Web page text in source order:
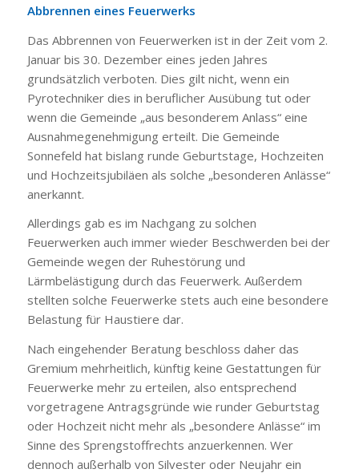
Abbrennen eines Feuerwerks
Das Abbrennen von Feuerwerken ist in der Zeit vom 2.
Januar bis 30. Dezember eines jeden Jahres
grundsätzlich verboten. Dies gilt nicht, wenn ein
Pyrotechniker dies in beruflicher Ausübung tut oder
wenn die Gemeinde „aus besonderem Anlass“ eine
Ausnahmegenehmigung erteilt. Die Gemeinde
Sonnefeld hat bislang runde Geburtstage, Hochzeiten
und Hochzeitsjubiläen als solche „besonderen Anlässe“
anerkannt.
Allerdings gab es im Nachgang zu solchen
Feuerwerken auch immer wieder Beschwerden bei der
Gemeinde wegen der Ruhestörung und
Lärmbelästigung durch das Feuerwerk. Außerdem
stellten solche Feuerwerke stets auch eine besondere
Belastung für Haustiere dar.
Nach eingehender Beratung beschloss daher das
Gremium mehrheitlich, künftig keine Gestattungen für
Feuerwerke mehr zu erteilen, also entsprechend
vorgetragene Antragsgründe wie runder Geburtstag
oder Hochzeit nicht mehr als „besondere Anlässe“ im
Sinne des Sprengstoffrechts anzuerkennen. Wer
dennoch außerhalb von Silvester oder Neujahr ein